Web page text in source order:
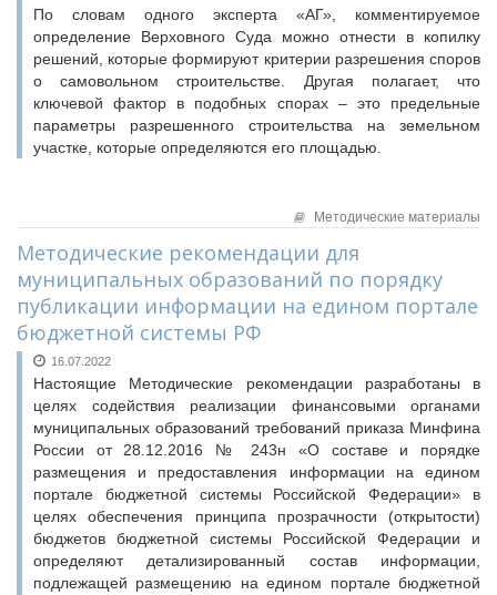
ЮРИДИЧЕСКИЙ СОВЕТ
Новости юридического совета
По словам одного эксперта «АГ», комментируемое
определение Верховного Суда можно отнести в копилку
решений, которые формируют критерии разрешения споров
о самовольном строительстве. Другая полагает, что
ключевой фактор в подобных спорах – это предельные
параметры разрешенного строительства на земельном
участке, которые определяются его площадью.
Методические материалы
Методические рекомендации для
муниципальных образований по порядку
публикации информации на едином портале
бюджетной системы РФ
16.07.2022
Настоящие Методические рекомендации разработаны в
целях содействия реализации финансовыми органами
муниципальных образований требований приказа Минфина
России от 28.12.2016 № 243н «О составе и порядке
размещения и предоставления информации на едином
портале бюджетной системы Российской Федерации» в
целях обеспечения принципа прозрачности (открытости)
бюджетов бюджетной системы Российской Федерации и
определяют детализированный состав информации,
подлежащей размещению на едином портале бюджетной